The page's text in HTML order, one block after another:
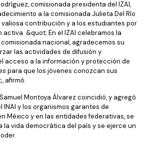
comisionada presidenta del IZAI,
a la comisionada Julieta Del Río
valiosa contribución y a los estudiantes por
&quot; En el IZAI celebramos la
nacional, agradecemos su
las actividades de difusión y
acceso a la información y protección de
para que los jóvenes conozcan sus
afirmó.
Montoya Álvarez coincidió, y agregó
INAI y los organismos garantes de
México y en las entidades federativas, se
la vida democrática del país y se ejerce un